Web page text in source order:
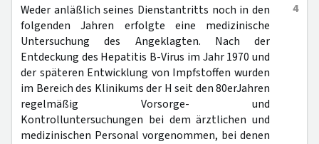
4
Weder anläßlich seines Dienstantritts noch in den
folgenden Jahren erfolgte eine medizinische
Untersuchung des Angeklagten. Nach der
Entdeckung des Hepatitis B-Virus im Jahr 1970 und
der späteren Entwicklung von Impfstoffen wurden
im Bereich des Klinikums der H seit den 80erJahren
regelmäßig Vorsorge- und
Kontrolluntersuchungen bei dem ärztlichen und
medizinischen Personal vorgenommen, bei denen